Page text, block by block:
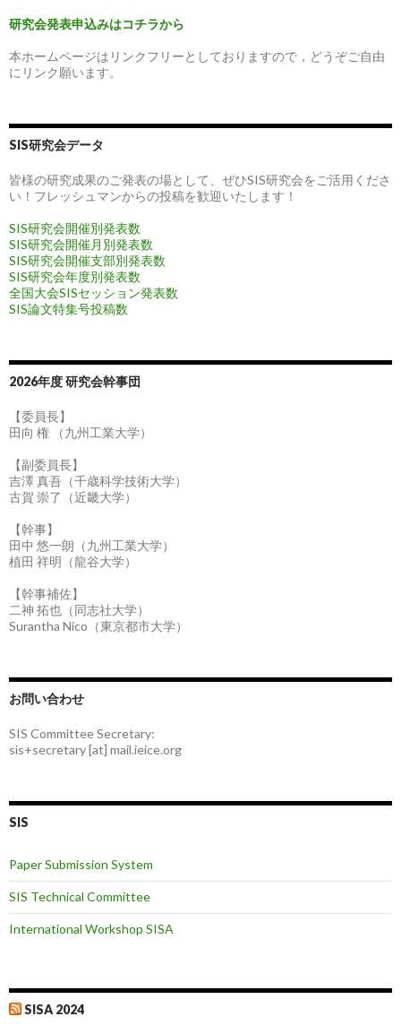
研究会発表申込みはコチラから
本ホームページはリンクフリーとしておりますので，どうぞご自由
にリンク願います。
SIS研究会データ
皆様の研究成果のご発表の場として、ぜひSIS研究会をご活用くださ
い！フレッシュマンからの投稿を歓迎いたします！
SIS研究会開催別発表数
SIS研究会開催月別発表数
SIS研究会開催支部別発表数
SIS研究会年度別発表数
全国大会SISセッション発表数
SIS論文特集号投稿数
2026年度 研究会幹事団
【委員長】
田向 権 （九州工業大学）
【副委員長】
吉澤 真吾（千歳科学技術大学）
古賀 崇了（近畿大学）
【幹事】
田中 悠一朗（九州工業大学）
植田 祥明（龍谷大学）
【幹事補佐】
二神 拓也（同志社大学）
Surantha Nico（東京都市大学）
お問い合わせ
SIS Committee Secretary:
sis+secretary [at] mail.ieice.org
SIS
Paper Submission System
SIS Technical Committee
International Workshop SISA
SISA 2024